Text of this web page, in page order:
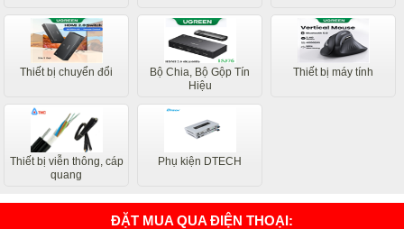
Thiết bị chuyển đổi
Bộ Chia, Bộ Gộp Tín
Hiệu
Thiết bị máy tính
Thiết bị viễn thông, cáp
quang
Phụ kiện DTECH
ĐẶT MUA QUA ĐIỆN THOẠI: